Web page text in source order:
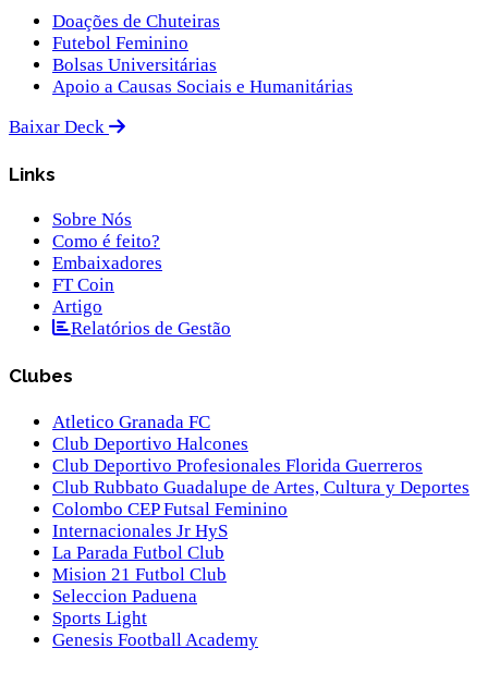
Doações de Chuteiras
Futebol Feminino
Bolsas Universitárias
Apoio a Causas Sociais e Humanitárias
Baixar Deck
Links
Sobre Nós
Como é feito?
Embaixadores
FT Coin
Artigo
Relatórios de Gestão
Clubes
Atletico Granada FC
Club Deportivo Halcones
Club Deportivo Profesionales Florida Guerreros
Club Rubbato Guadalupe de Artes, Cultura y Deportes
Colombo CEP Futsal Feminino
Internacionales Jr HyS
La Parada Futbol Club
Mision 21 Futbol Club
Seleccion Paduena
Sports Light
Genesis Football Academy